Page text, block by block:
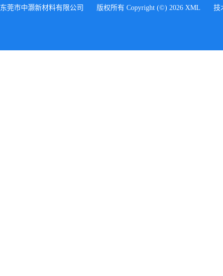
东莞市中灏新材料有限公司 版权所有 Copyright (©) 2026 XML 技